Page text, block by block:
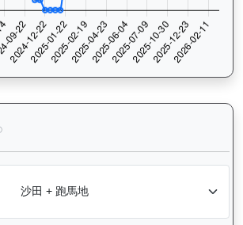
運來伍寶（J153）— 路程統計分析：查看香港